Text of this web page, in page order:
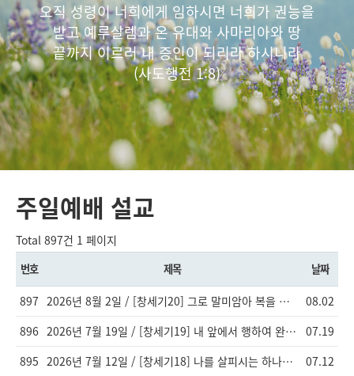
오직 성령이 너희에게 임하시면 너희가 권능을
받고 예루살렘과 온 유대와 사마리아와 땅
끝까지 이르러 내 증인이 되리라 하시니라
(사도행전 1:8)
주일예배 설교
Total 897건 1 페이지
번호 제목 날짜
897 2026년 8월 2일 / [창세기20] 그로 말미암아 복을 받게 / 이창엽 목사
08.02
896
2026년 7월 19일 / [창세기19] 내 앞에서 행하여 완전하라 [창17:1-9]
07.19
895
2026년 7월 12일 / [창세기18] 나를 살피시는 하나님 / 이창엽 목사
07.12